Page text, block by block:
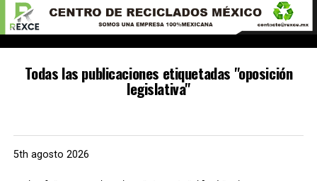
Todas las publicaciones etiquetadas "oposición
legislativa"
5th agosto 2026